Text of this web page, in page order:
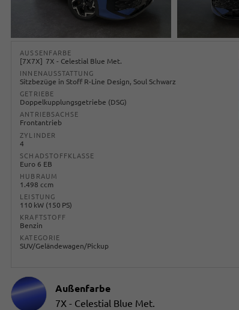
AUSSENFARBE
7X7X 7X - Celestial Blue Met.
INNENAUSSTATTUNG
Sitzbezüge in Stoff R-Line Design, Soul Schwarz
GETRIEBE
Doppelkupplungsgetriebe (DSG)
ANTRIEBSACHSE
Frontantrieb
ZYLINDER
4
SCHADSTOFFKLASSE
Euro 6 EB
HUBRAUM
1.498 ccm
LEISTUNG
110 kW (150 PS)
KRAFTSTOFF
Benzin
KATEGORIE
SUV/Geländewagen/Pickup
Außenfarbe
7X - Celestial Blue Met.